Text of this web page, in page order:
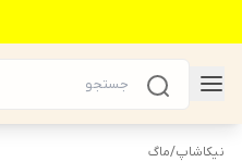
نیکاشاپ/ماگ